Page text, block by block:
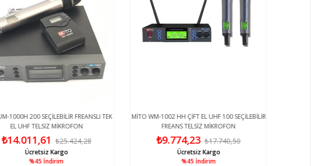
1000H 200 SEÇİLEBİLİR FREANSLI TEK
EL UHF TELSİZ MİKROFON
₺14.011,61 ₺25.424,28
%45 İndirim
Ücretsiz Kargo
MİTO WM-1002 HH ÇİFT EL UHF 100 SEÇİLEBİLİR
FREANS TELSİZ MİKROFON
₺9.774,23 ₺17.740,50
%45 İndirim
Ücretsiz Kargo